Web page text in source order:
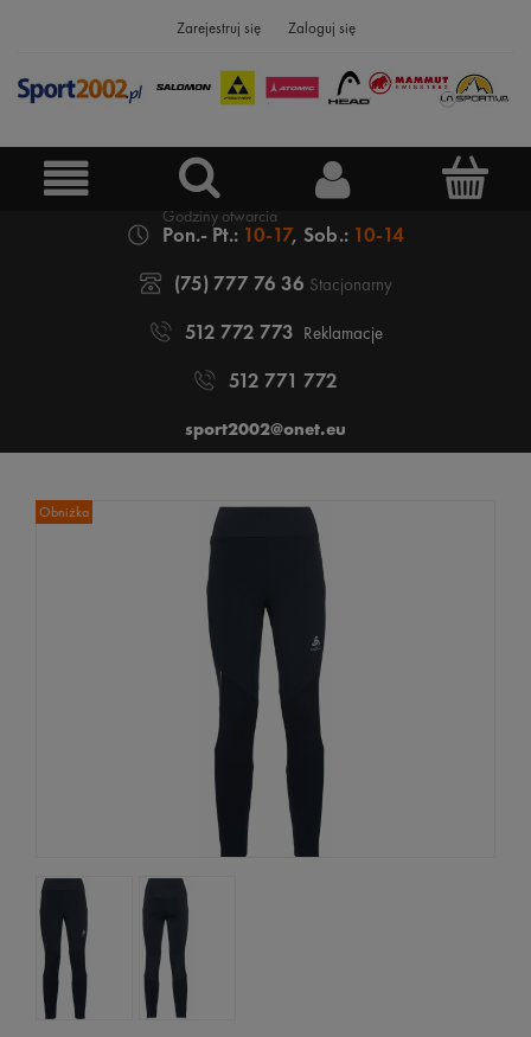
Zarejestruj się Zaloguj się
Pon.- Pt.: 10-17, Sob.: 10-14
(75) 777 76 36 Stacjonarny
512 772 773 Reklamacje
512 771 772
sport2002@onet.eu
Obniżka